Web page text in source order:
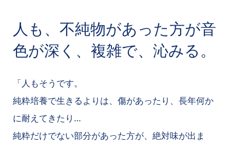
人も、不純物があった方が音
色が深く、複雑で、沁みる。
「人もそうです。
純粋培養で生きるよりは、傷があったり、長年何か
に耐えてきたり…
純粋だけでない部分があった方が、絶対味が出ま